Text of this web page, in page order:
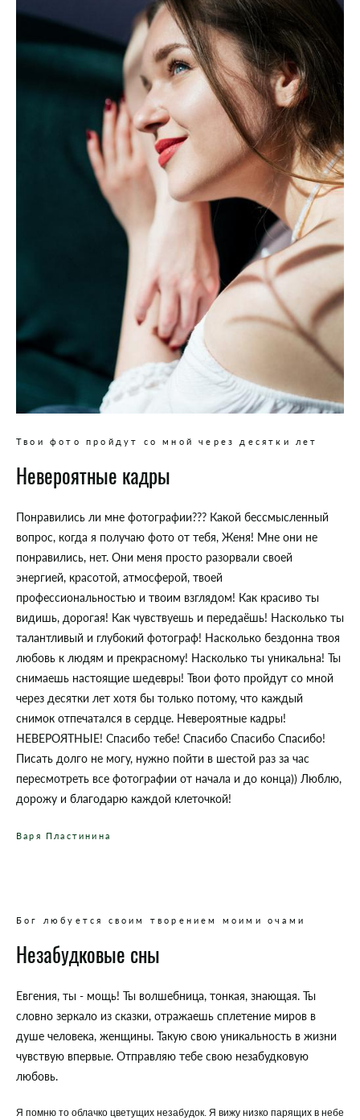
Твои фото пройдут со мной через десятки лет
Невероятные кадры
Понравились ли мне фотографии??? Какой бессмысленный
вопрос, когда я получаю фото от тебя, Женя! Мне они не
понравились, нет. Они меня просто разорвали своей
энергией, красотой, атмосферой, твоей
профессиональностью и твоим взглядом! Как красиво ты
видишь, дорогая! Как чувствуешь и передаёшь! Насколько ты
талантливый и глубокий фотограф! Насколько бездонна твоя
любовь к людям и прекрасному! Насколько ты уникальна! Ты
снимаешь настоящие шедевры! Твои фото пройдут со мной
через десятки лет хотя бы только потому, что каждый
снимок отпечатался в сердце. Невероятные кадры!
НЕВЕРОЯТНЫЕ! Спасибо тебе! Спасибо Спасибо Спасибо!
Писать долго не могу, нужно пойти в шестой раз за час
пересмотреть все фотографии от начала и до конца)) Люблю,
дорожу и благодарю каждой клеточкой!
Варя Пластинина
Бог любуется своим творением моими очами
Незабудковые сны
Евгения, ты - мощь! Ты волшебница, тонкая, знающая. Ты
словно зеркало из сказки, отражаешь сплетение миров в
душе человека, женщины. Такую свою уникальность в жизни
чувствую впервые. Отправляю тебе свою незабудковую
любовь.
Я помню то облачко цветущих незабудок. Я вижу низко парящих в небе